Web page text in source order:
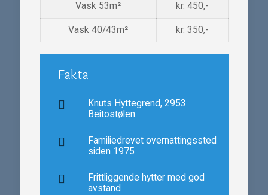
Vask 53m² kr. 450,-
Vask 40/43m² kr. 350,-
Fakta
Knuts Hyttegrend, 2953
Beitostølen
Familiedrevet overnattingssted
siden 1975
Frittliggende hytter med god
avstand